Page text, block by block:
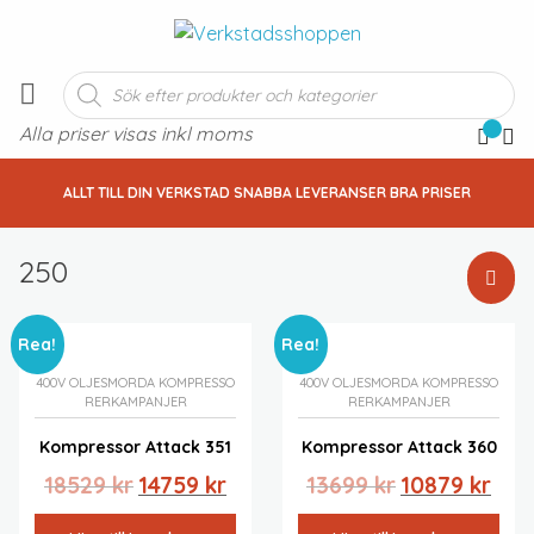
Alla priser visas inkl moms
Produktsökning
ALLT TILL DIN VERKSTAD SNABBA LEVERANSER BRA PRISER
250
Standardsortering
Sortera efter popularitet
Sortera efter senast
Sortera efter pris: lågt till högt
Sortera efter pris: högt till lågt
Rea!
400V OLJESMORDA KOMPRESSO
RERKAMPANJER
Kompressor Attack 351
18529kr Det
ursprungliga
14759 krDet
nuvarande
Rea!
400V OLJESMORDA KOMPRESSO
RERKAMPANJER
Kompressor Attack 360
13699kr Det
ursprungliga
10879 krDet